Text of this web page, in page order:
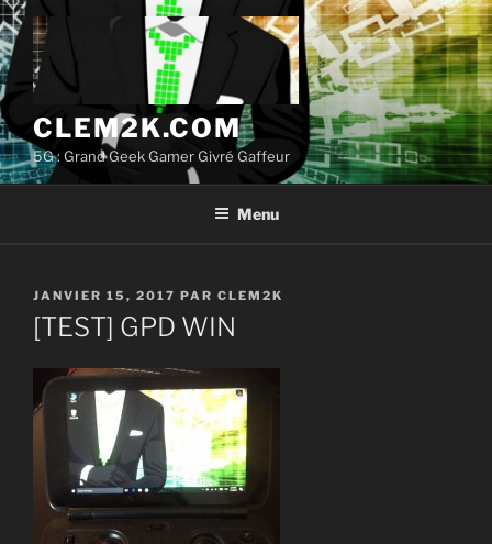
Aller
au
contenu
principal
CLEM2K.COM
5G : Grand Geek Gamer Givré Gaffeur
Menu
PUBLIÉ
LE
JANVIER 15, 2017 PAR CLEM2K
[TEST] GPD WIN